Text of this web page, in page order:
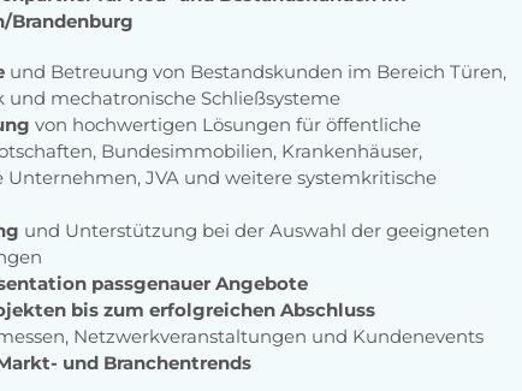
Brandenburg
und Betreuung von Bestandskunden im Bereich Türen,
und mechatronische Schließsysteme
von hochwertigen Lösungen für öffentliche
Bundesimmobilien, Krankenhäuser,
Unternehmen, JVA und weitere systemkritische
und Unterstützung bei der Auswahl der geeigneten
passgenauer Angebote
bis zum erfolgreichen Abschluss
Netzwerkveranstaltungen und Kundenevents
und Branchentrends